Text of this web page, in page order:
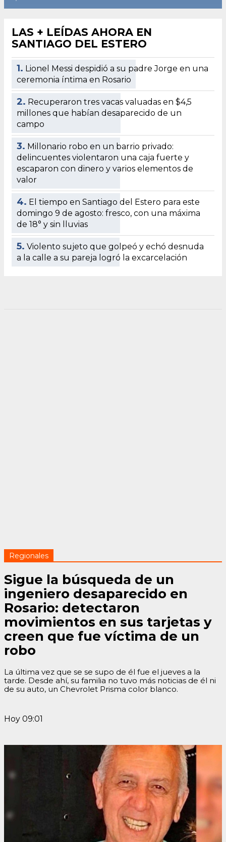
LAS + LEÍDAS AHORA EN
SANTIAGO DEL ESTERO
1. Lionel Messi despidió a su padre Jorge en una
ceremonia íntima en Rosario
2. Recuperaron tres vacas valuadas en $4,5
millones que habían desaparecido de un
campo
3. Millonario robo en un barrio privado:
delincuentes violentaron una caja fuerte y
escaparon con dinero y varios elementos de
valor
4. El tiempo en Santiago del Estero para este
domingo 9 de agosto: fresco, con una máxima
de 18° y sin lluvias
5. Violento sujeto que golpeó y echó desnuda
a la calle a su pareja logró la excarcelación